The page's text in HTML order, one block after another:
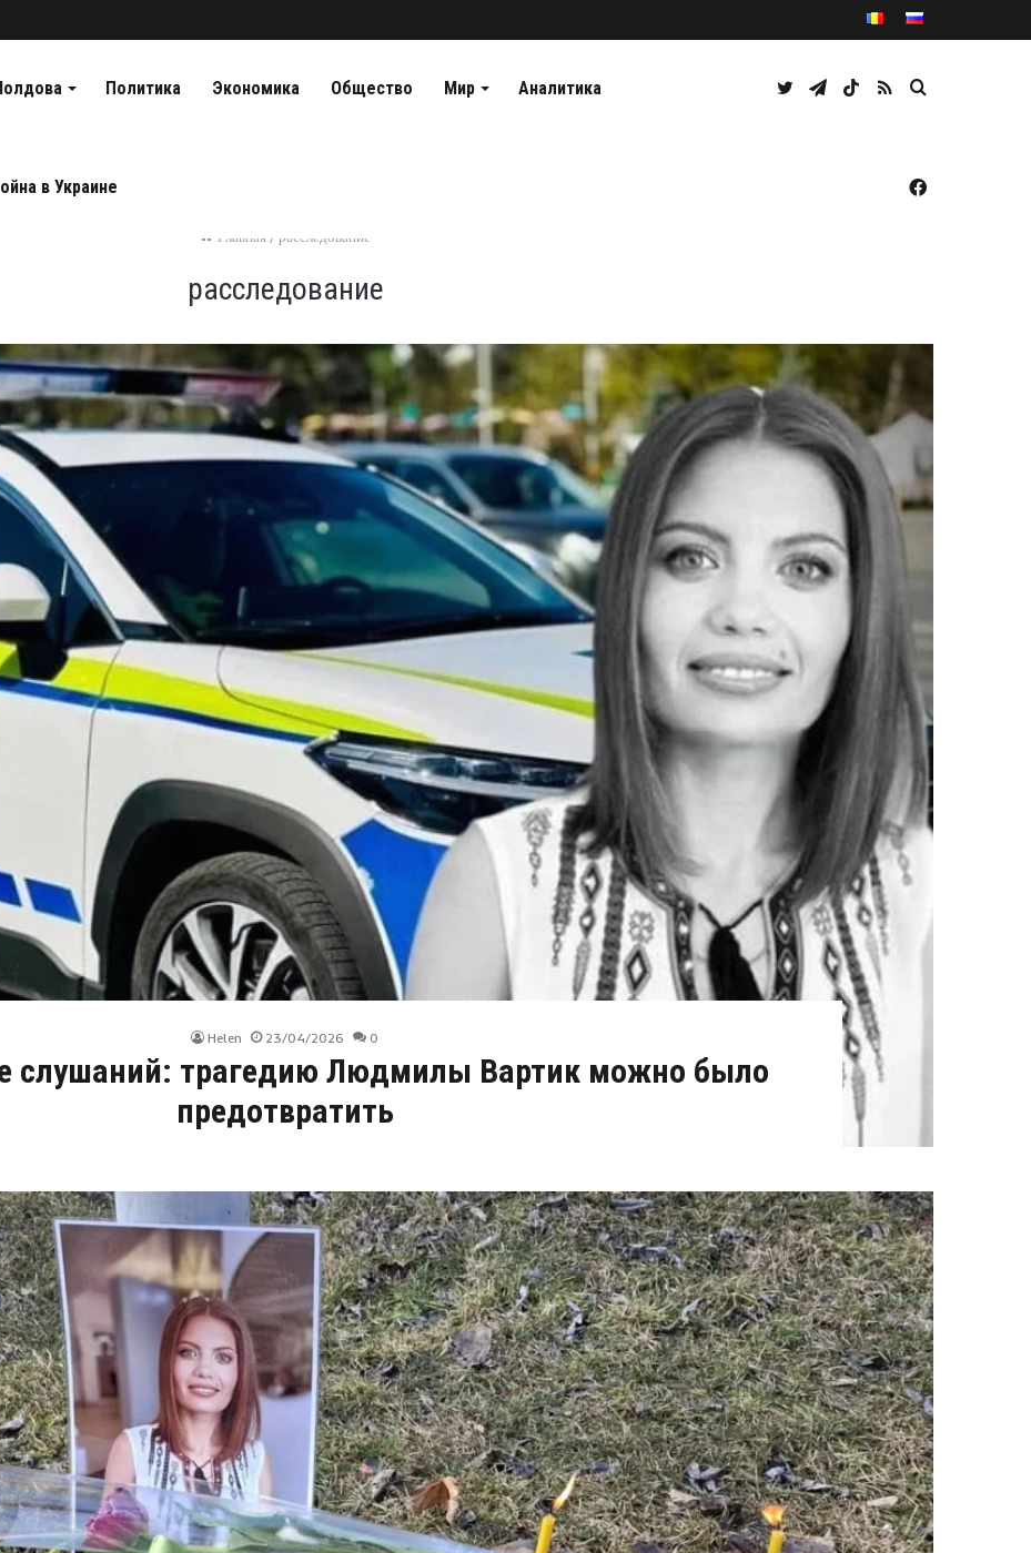
Политика Экономика Общество Мир Аналитика
в Украине
Caută
RSS
TikTok
Telegram
Twitter
Facebook
Главная / расследование
расследование
Helen 23/04/2026 0
слушаний: трагедию Людмилы Вартик можно было
предотвратить